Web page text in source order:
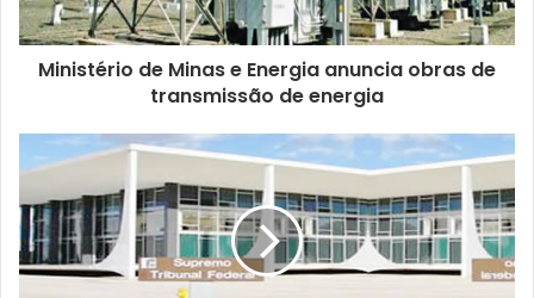
Ministério de Minas e Energia anuncia obras de
transmissão de energia